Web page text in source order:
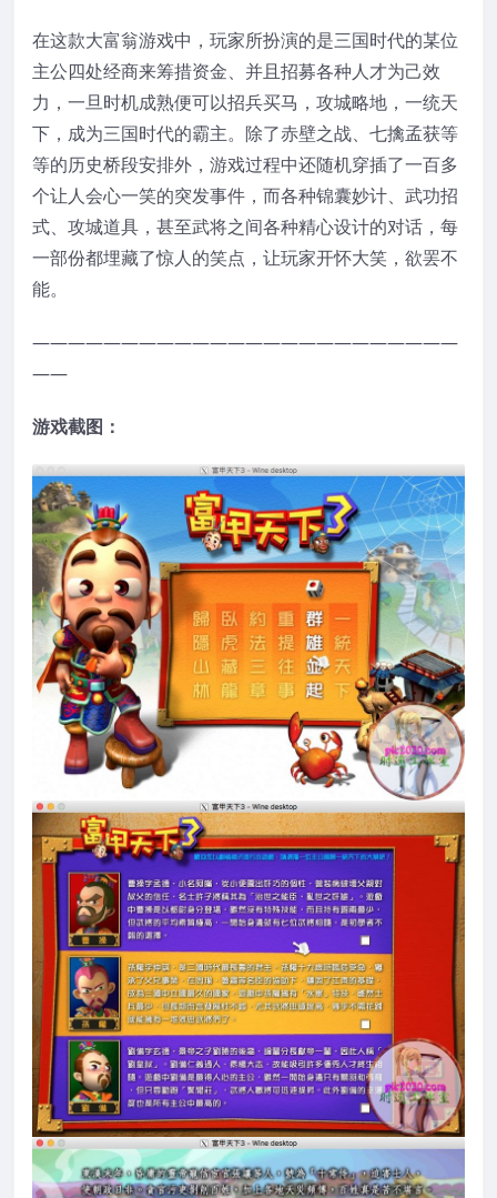
在这款大富翁游戏中，玩家所扮演的是三国时代的某位
主公四处经商来筹措资金、并且招募各种人才为己效
力，一旦时机成熟便可以招兵买马，攻城略地，一统天
下，成为三国时代的霸主。除了赤壁之战、七擒孟获等
等的历史桥段安排外，游戏过程中还随机穿插了一百多
个让人会心一笑的突发事件，而各种锦囊妙计、武功招
式、攻城道具，甚至武将之间各种精心设计的对话，每
一部份都埋藏了惊人的笑点，让玩家开怀大笑，欲罢不
能。
————————————————————————
——
游戏截图：